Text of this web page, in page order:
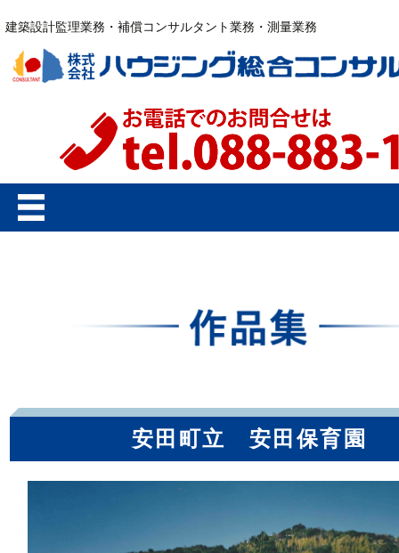
建築設計監理業務・補償コンサルタント業務・測量業務
コ
ン
安田町立 安田保育園